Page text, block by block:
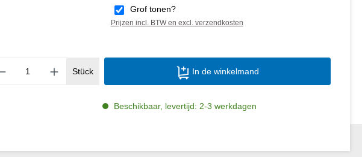
Grof tonen?
Prijzen incl. BTW en excl. verzendkosten
Producthoeveelheid: Voer de gewenste
Stück In de winkelmand
Beschikbaar, levertijd: 2-3 werkdagen